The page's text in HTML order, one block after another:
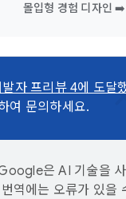
몰입형 경험 디자인 ➡️
자 프리뷰 4에 도달
여 문의하세요.
은 AI 기술을
역에는 오류가 있을